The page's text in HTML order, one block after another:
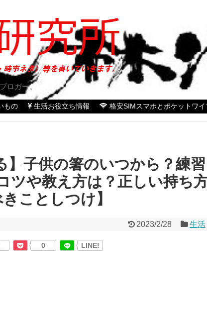
ロガー。
もの 生活お役立ち情報 格安SIMスマホとポケットワイ
】子供の箸のいつから？練習
ツや教え方は？正しい持ち
ことしつけ】
2023/2/28 生活
0 LINE!